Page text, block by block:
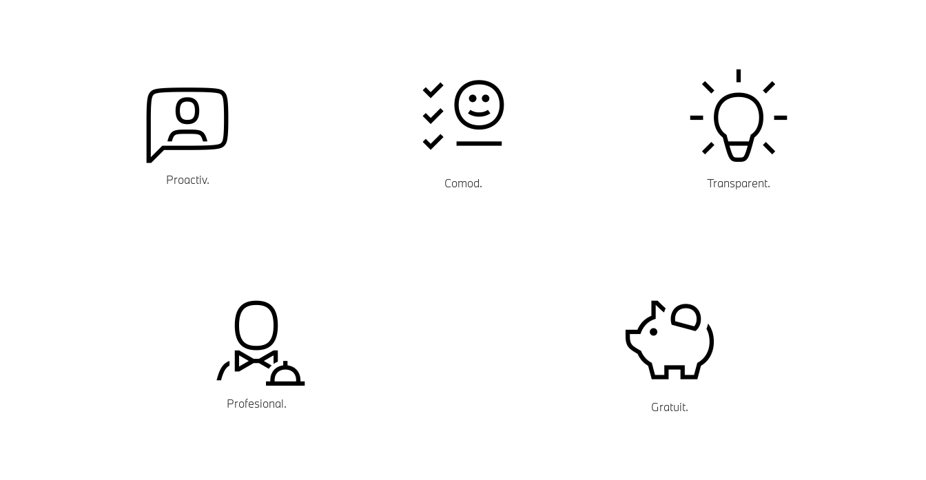
Proactiv. Comod. Transparent.
Profesional. Gratuit.